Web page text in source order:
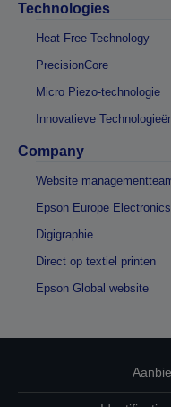
Technologies
Heat-Free Technology
PrecisionCore
Micro Piezo-technologie
Innovatieve
Company
Website
Epson Europe Electronics
Digigraphie
Direct op textiel printen
Epson Global website